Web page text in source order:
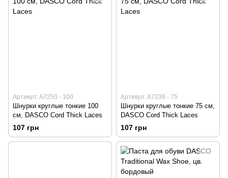
Артикул: А7250 - 100
Шнурки круглые тонкие 100
см, DASCO Cord Thick Laces
107 грн
Артикул: А7239 - 75
Шнурки круглые тонкие 75 см,
DASCO Cord Thick Laces
107 грн